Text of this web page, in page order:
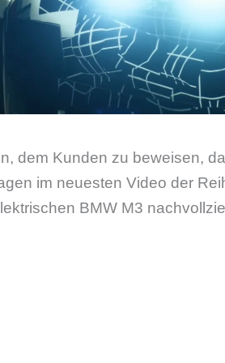
dem Kunden zu beweisen,
im neuesten Video der
BMW M3